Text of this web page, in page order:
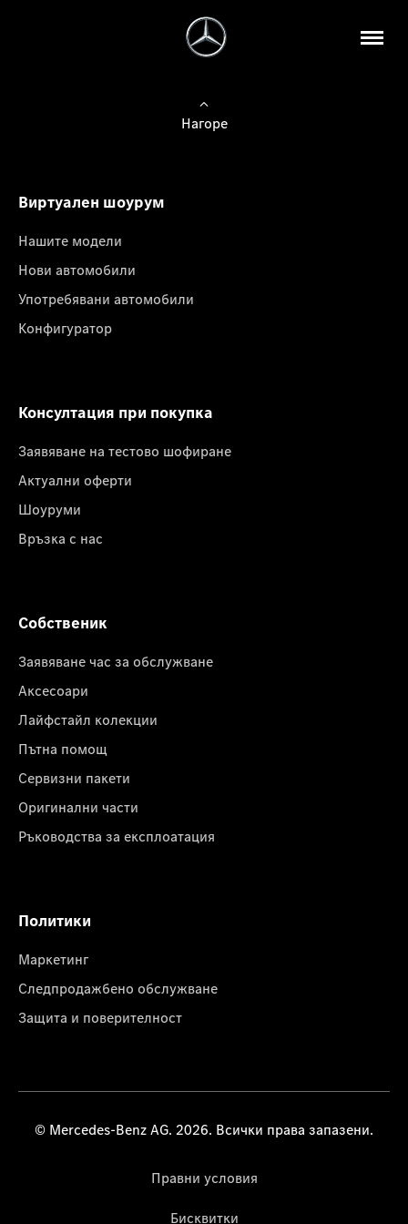
Нагоре
Виртуален шоурум
Нашите модели
Нови автомобили
Употребявани автомобили
Конфигуратор
Консултация при покупка
Заявяване на тестово шофиране
Актуални оферти
Шоуруми
Връзка с нас
Собственик
Заявяване час за обслужване
Аксесоари
Лайфстайл колекции
Пътна помощ
Сервизни пакети
Оригинални части
Ръководства за експлоатация
Политики
Маркетинг
Следпродажбено обслужване
Защита и поверителност
© Mercedes-Benz AG. 2026. Всички права запазени.
Правни условия
Бисквитки